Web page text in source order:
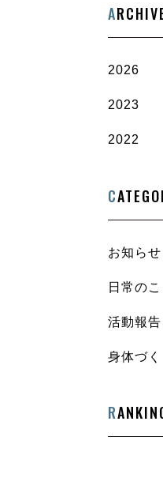
A
2026
2023
2022
C
お知らせ
日常のこ
活動報告
身体づ
R